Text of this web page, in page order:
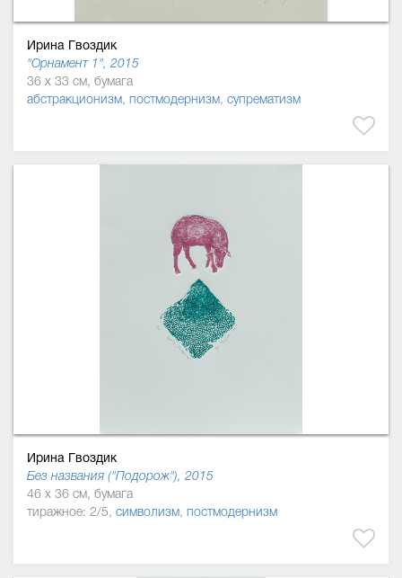
Ирина Гвоздик
"Орнамент 1", 2015
36 x 33 см, бумага
абстракционизм, постмодернизм, супрематизм
Ирина Гвоздик
Без названия ("Подорож"), 2015
46 x 36 см, бумага
тиражное: 2/5, символизм, постмодернизм